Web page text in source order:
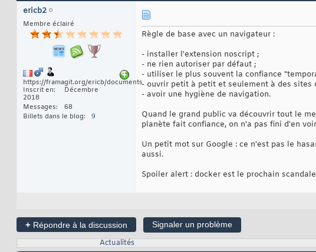
ericb2
Membre éclairé
https://framagit.org/ericb/documents
Inscrit en
Décembre
2018
Messages
68
Billets dans le blog
9
Règle de base avec un navigateur :
- installer l'extension noscript ;
- ne rien autoriser par défaut ;
- utiliser le plus souvent la confiance
- ouvrir petit à petit et seulement à des sites
- avoir une hygiène de navigation.
Quand le grand public va découvrir tout le
planète fait confiance, on n'a pas fini d'en
Un petit mot sur Google : ce n'est pas le
aussi.
Spoiler alert : docker est le prochain
+ Répondre à la discussion
Signaler un problème
Actualités